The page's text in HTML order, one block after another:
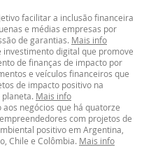
facilitar a inclusão financeira
e médias empresas por
de garantias. Mais info
investimento digital que promove
de finanças de impacto por
e veículos financeiros que
de impacto positivo na
Mais info
aos negócios que há quatorze
com projetos de
positivo em Argentina,
Chile e Colômbia. Mais info